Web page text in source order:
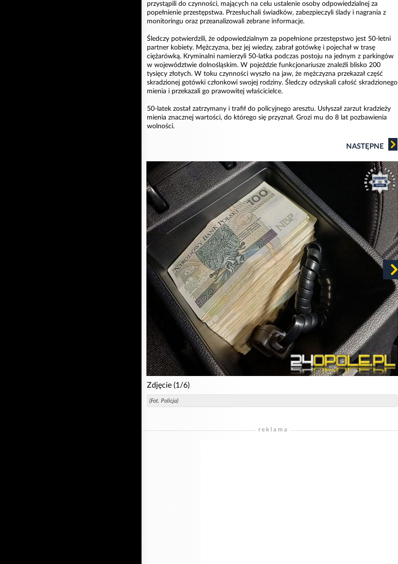
przystąpili do czynności, mających na celu ustalenie osoby odpowiedzialnej za
popełnienie przestępstwa. Przesłuchali świadków, zabezpieczyli ślady i nagrania z
monitoringu oraz przeanalizowali zebrane informacje.
Śledczy potwierdzili, że odpowiedzialnym za popełnione przestępstwo jest 50-letni
partner kobiety. Mężczyzna, bez jej wiedzy, zabrał gotówkę i pojechał w trasę
ciężarówką. Kryminalni namierzyli 50-latka podczas postoju na jednym z parkingów
w województwie dolnośląskim. W pojeździe funkcjonariusze znaleźli blisko 200
tysięcy złotych. W toku czynności wyszło na jaw, że mężczyzna przekazał część
skradzionej gotówki członkowi swojej rodziny. Śledczy odzyskali całość skradzionego
mienia i przekazali go prawowitej właścicielce.
50-latek został zatrzymany i trafił do policyjnego aresztu. Usłyszał zarzut kradzieży
mienia znacznej wartości, do którego się przyznał. Grozi mu do 8 lat pozbawienia
wolności.
NASTĘPNE
Zdjęcie (1/6)
(Fot. Policja)
reklama